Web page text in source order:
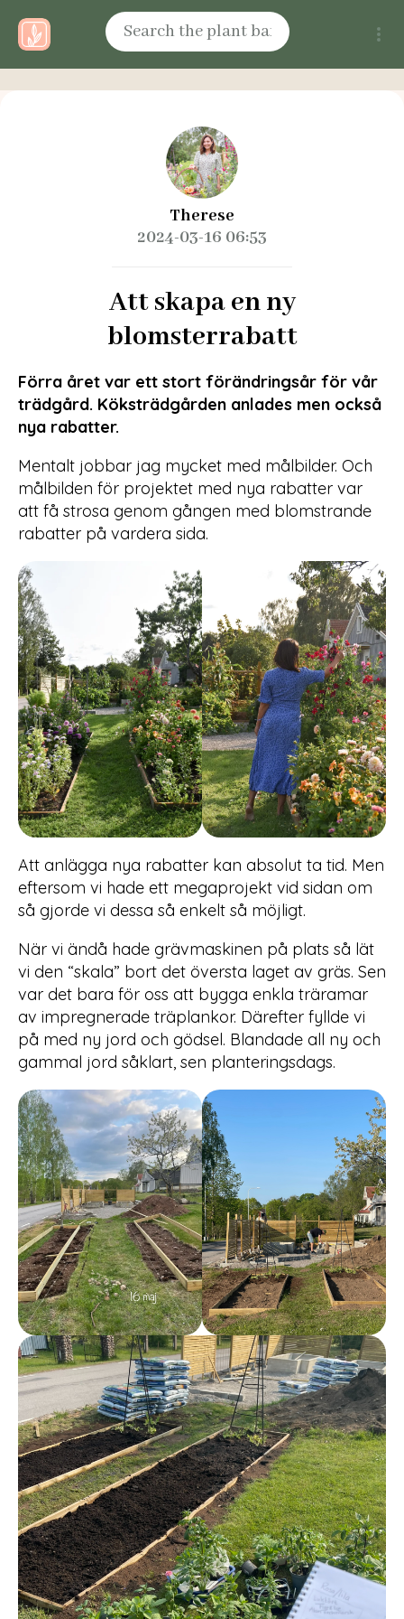
Therese
2024-03-16 06:53
Att skapa en ny
blomsterrabatt
Förra året var ett stort förändringsår för vår
trädgård. Köksträdgården anlades men också
nya rabatter.
Mentalt jobbar jag mycket med målbilder. Och
målbilden för projektet med nya rabatter var
att få strosa genom gången med blomstrande
rabatter på vardera sida.
Att anlägga nya rabatter kan absolut ta tid. Men
eftersom vi hade ett megaprojekt vid sidan om
så gjorde vi dessa så enkelt så möjligt.
När vi ändå hade grävmaskinen på plats så lät
vi den “skala” bort det översta laget av gräs. Sen
var det bara för oss att bygga enkla träramar
av impregnerade träplankor. Därefter fyllde vi
på med ny jord och gödsel. Blandade all ny och
gammal jord såklart, sen planteringsdags.